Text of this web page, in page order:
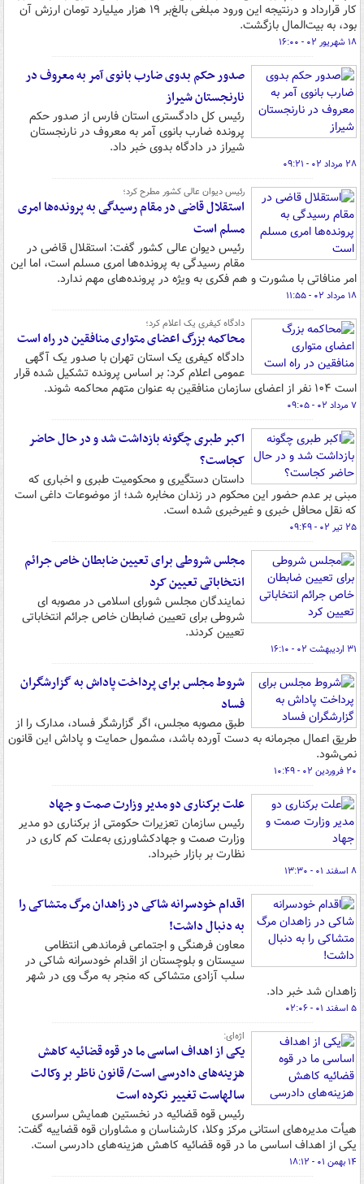
کار قرارداد و درنتیجه این ورود مبلغی بالغ‌بر ۱۹ هزار میلیارد تومان ارزش آن
بود، به بیت‌المال بازگشت.
۱۸ شهریور ۰۲ - ۱۶:۰۰
صدور حکم بدوی ضارب بانوی آمر به معروف در
نارنجستان شیراز
رئیس کل دادگستری استان فارس از صدور حکم
پرونده ضارب بانوی آمر به معروف در نارنجستان
شیراز در دادگاه بدوی خبر داد.
۲۸ مرداد ۰۲ - ۰۹:۲۱
رئیس دیوان عالی کشور مطرح کرد؛
استقلال قاضی در مقام رسیدگی به پرونده‌ها امری
مسلم است
رئیس دیوان عالی کشور گفت: استقلال قاضی در
مقام رسیدگی به پرونده‌ها امری مسلم است، اما این
امر منافاتی با مشورت و هم فکری به ویژه در پرونده‌های مهم ندارد.
۱۸ مرداد ۰۲ - ۱۱:۵۵
دادگاه کیفری یک اعلام کرد؛
محاکمه‌ بزرگ اعضای متواری منافقین در راه است
دادگاه کیفری یک استان تهران با صدور یک آگهی
عمومی اعلام کرد: بر اساس پرونده تشکیل شده قرار
است ۱۰۴ نفر از اعضای سازمان منافقین به عنوان متهم محاکمه شوند.
۷ مرداد ۰۲ - ۰۹:۰۵
اکبر طبری چگونه بازداشت شد و در حال حاضر
کجاست؟
داستان دستگیری و محکومیت طبری و اخباری که
مبنی بر عدم حضور این محکوم در زندان مخابره شد؛ از موضوعات داغی است
که نقل محافل خبری و غیرخبری شده است.
۲۵ تیر ۰۲ - ۰۹:۴۹
مجلس شروطی برای تعیین ضابطان خاص جرائم
انتخاباتی تعیین کرد
نمایندگان مجلس شورای اسلامی در مصوبه ای
شروطی برای تعیین ضابطان خاص جرائم انتخاباتی
تعیین کردند.
۳۱ اردیبهشت ۰۲ - ۱۶:۱۰
شروط مجلس برای پرداخت پاداش به گزارشگران
فساد
طبق مصوبه مجلس، اگر گزارشگر فساد، مدارک را از
طریق اعمال مجرمانه به دست آورده باشد، مشمول حمایت و پاداش این قانون
نمی‌شود.
۲۰ فروردین ۰۲ - ۱۰:۴۹
علت برکناری دو مدیر وزارت صمت و جهاد
رئیس سازمان تعزیرات حکومتی از برکناری دو مدیر
وزارت صمت و جهادکشاورزی به‌علت کم کاری در
نظارت بر بازار خبرداد.
۸ اسفند ۰۱ - ۱۳:۳۰
اقدام خودسرانه شاکی در زاهدان مرگ متشاکی را
به دنبال داشت!
معاون فرهنگی و اجتماعی فرماندهی انتظامی
سیستان و بلوچستان از اقدام خودسرانه شاکی در
سلب آزادی متشاکی که منجر به مرگ وی در شهر
زاهدان شد خبر داد.
۵ اسفند ۰۱ - ۰۲:۰۶
اژه‌ای:
یکی از اهداف اساسی ما در قوه قضائیه کاهش
هزینه‌های دادرسی است/ قانون ناظر بر وکالت
سالهاست تغییر نکرده است
رئیس قوه قضائیه در نخستین همایش سراسری
هیأت مدیره‌های استانی مرکز وکلا، کارشناسان و مشاوران قوه قضاییه گفت:
یکی از اهداف اساسی ما در قوه قضائیه کاهش هزینه‌های دادرسی است.
۱۴ بهمن ۰۱ - ۱۸:۱۲